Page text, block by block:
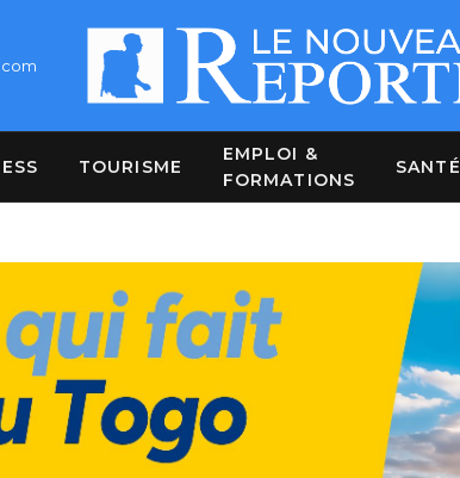
TOURISME
EMPLOI &
FORMATIONS
SANTÉ